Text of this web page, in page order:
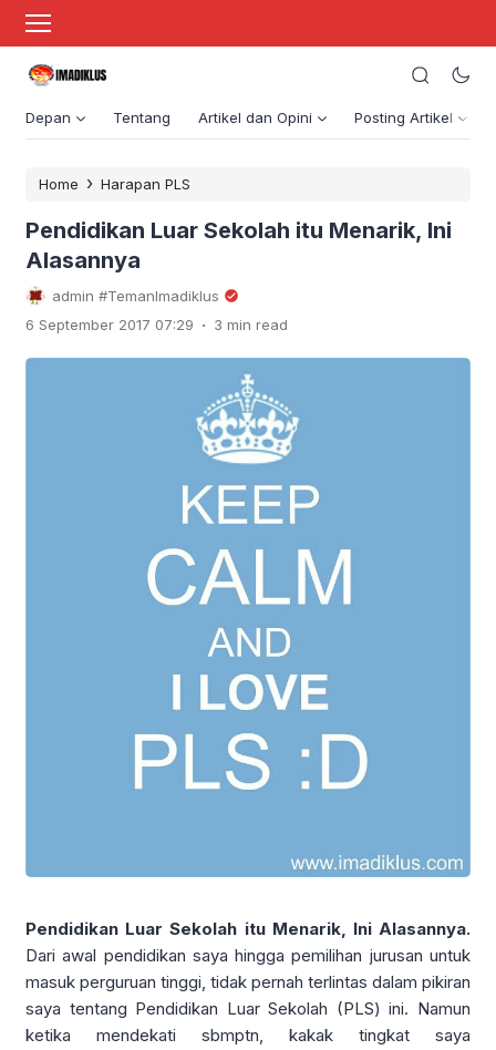
Depan Tentang Artikel dan Opini Posting Artikel
Home › Harapan PLS
Pendidikan Luar Sekolah itu Menarik, Ini
Alasannya
admin #TemanImadiklus
6 September 2017 07:29 . 3 min read
Pendidikan Luar Sekolah itu Menarik, Ini Alasannya.
Dari awal pendidikan saya hingga pemilihan jurusan untuk
masuk perguruan tinggi, tidak pernah terlintas dalam pikiran
saya tentang Pendidikan Luar Sekolah (PLS) ini. Namun
ketika mendekati sbmptn, kakak tingkat saya